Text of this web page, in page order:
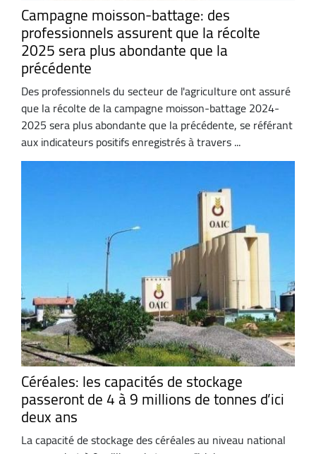
Campagne moisson-battage: des
professionnels assurent que la récolte
2025 sera plus abondante que la
précédente
Des professionnels du secteur de l'agriculture ont assuré
que la récolte de la campagne moisson-battage 2024-
2025 sera plus abondante que la précédente, se référant
aux indicateurs positifs enregistrés à travers ...
Céréales: les capacités de stockage
passeront de 4 à 9 millions de tonnes d’ici
deux ans
La capacité de stockage des céréales au niveau national